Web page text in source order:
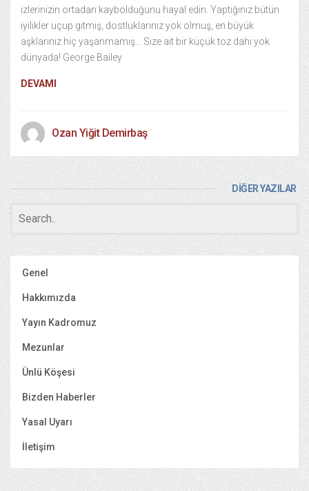
izlerinizin ortadan kaybolduğunu hayal edin. Yaptığınız bütün
iyilikler uçup gitmiş, dostluklarınız yok olmuş, en büyük
aşklarınız hiç yaşanmamış… Size ait bir küçük toz dahi yok
dünyada! George Bailey
DEVAMI
Ozan Yiğit Demirbaş
DİĞER YAZILAR
Genel
Hakkımızda
Yayın Kadromuz
Mezunlar
Ünlü Köşesi
Bizden Haberler
Yasal Uyarı
İletişim